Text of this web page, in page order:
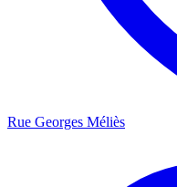
Rue Georges Méliès